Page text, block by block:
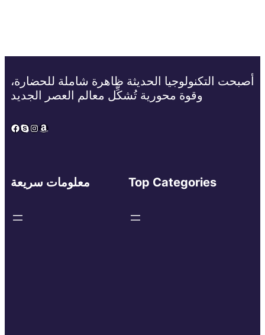
أصبحت التكنولوجيا الحديثة ظاهرة شاملة للحضارة،
وقوة محورية تُشكِّل معالم العصر الجديد
Facebook
Skype
Instagram
Amazon
معلومات سريعة Top Categories